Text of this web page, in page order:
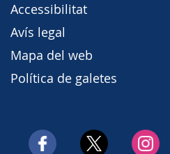
Accessibilitat
Avís legal
Mapa del web
Política de galetes